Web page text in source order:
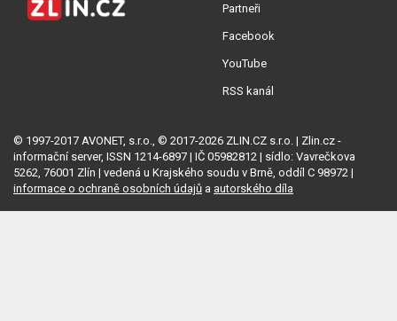
Partneři
Facebook
YouTube
RSS kanál
© 1997-2017 AVONET, s.r.o., © 2017-2026 ZLIN.CZ s.r.o. | Zlin.cz -
informační server, ISSN 1214-6897 | IČ 05982812 | sídlo: Vavrečkova
5262, 76001 Zlín | vedená u Krajského soudu v Brně, oddíl C 98972 |
informace o ochraně osobních údajů a autorského díla